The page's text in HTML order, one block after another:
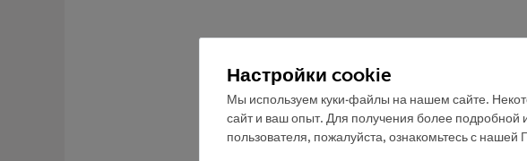
Настройки cookie
Мы используем куки-файлы на нашем сайте.
сайт и ваш опыт. Для получения более
пользователя, пожалуйста, ознакомьтесь с нашей